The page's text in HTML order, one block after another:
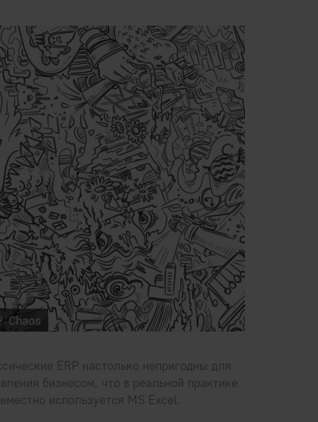
ERP настолько непригодны для
бизнесом, что в реальной практике
используется MS Excel.